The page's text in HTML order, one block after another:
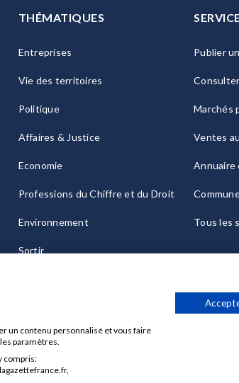
THÉMATIQUES
Entreprises
Vie des territoires
Politique
Affaires & Justice
Economie
Professions du Chiffre et du Droit
Environnement
Sortir
Publier
Marchés
Ventes
Annuaire
Tous les
Charte sur les cookies
un contenu personnalisé et vous faire
paramètres.
compris: